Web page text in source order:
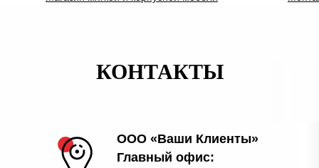
КОНТАКТЫ
ООО «Ваши Клиенты»
Главный офис: